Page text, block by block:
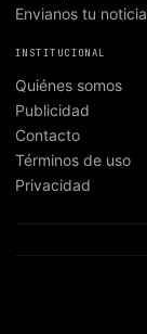
Envianos tu noticia
INSTITUCIONAL
Quiénes somos
Publicidad
Contacto
Términos de uso
Privacidad